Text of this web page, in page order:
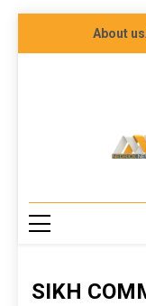
About us
SIKH